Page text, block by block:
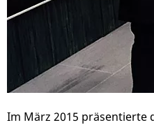
Im März 2015 präsentierte